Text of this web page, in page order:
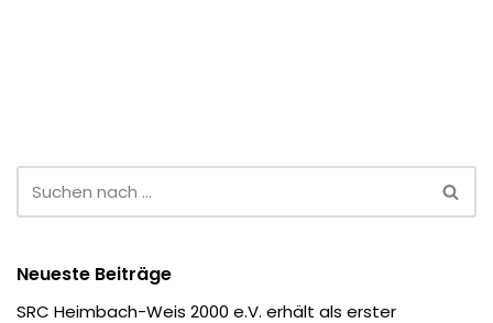
Neueste Beiträge
SRC Heimbach-Weis 2000 e.V. erhält als erster